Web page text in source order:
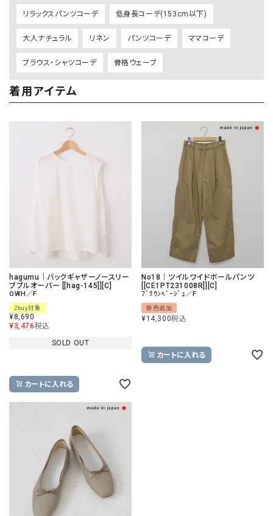
リラックスパンツコーデ 低身長コーデ(153cm以下)
大人ナチュラル リネン パンツコーデ ママコーデ
ブラウス・シャツコーデ 骨格ウェーブ
着用アイテム
hagumu｜バックギャザーノースリー
ブプルオーバー [[hag-145]][C]
OWH／F
2buy対象
¥8,690
¥3,476税込
SOLD OUT
カートに入れる
No18｜ツイルワイドボールパンツ
[[CE1PT231008R]][C]
ﾌﾞﾗｳﾝﾍﾞｰｼﾞｭ／F
新色追加
¥14,300税込
カートに入れる